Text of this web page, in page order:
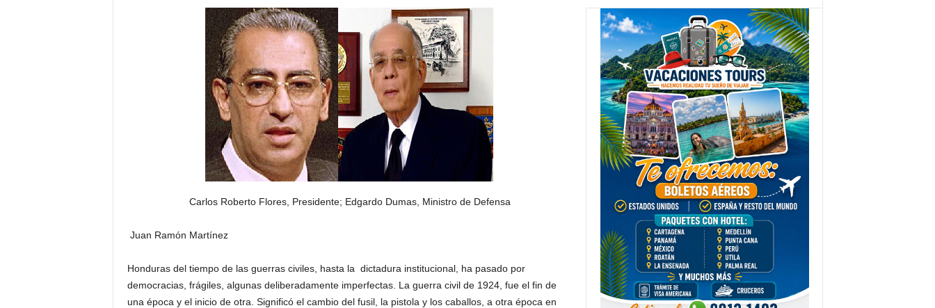
Carlos Roberto Flores, Presidente; Edgardo Dumas, Ministro de Defensa
Juan Ramón Martínez
Honduras del tiempo de las guerras civiles, hasta la dictadura institucional, ha pasado por
democracias, frágiles, algunas deliberadamente imperfectas. La guerra civil de 1924, fue el fin de
una época y el inicio de otra. Significó el cambio del fusil, la pistola y los caballos, a otra época en